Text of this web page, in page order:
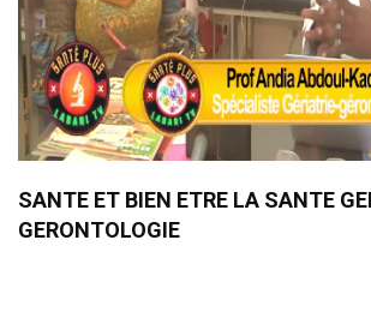
SANTE ET BIEN ETRE LA SANTE
GERONTOLOGIE